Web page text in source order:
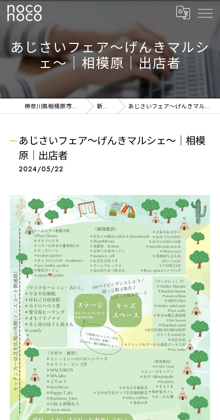
あじさいフェア～げんきマルシ
ェ～｜相模原｜出店者
神奈川県相模原市の雑貨ならnoconoco 新着NEWS あじさいフェア～げんきマルシェ～｜相模原｜出店者
あじさいフェア～げんきマルシェ～｜相模
原｜出店者
2024/05/22